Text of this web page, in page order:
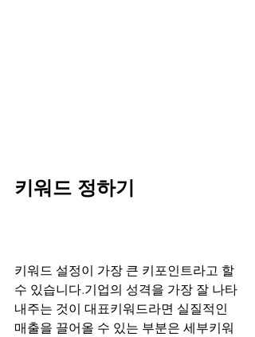
키워드 정하기
키워드 설정이 가장 큰 키포인트라고 할
수 있습니다.기업의 성격을 가장 잘 나타
내주는 것이 대표키워드라면 실질적인
매출을 끌어올 수 있는 부분은 세부키워